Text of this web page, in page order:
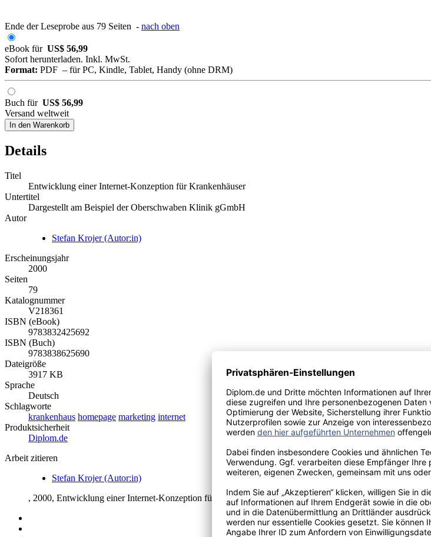
Ende der Leseprobe aus 79 Seiten - nach oben
eBook für US$ 56,99
Sofort herunterladen. Inkl. MwSt.
Format: PDF – für PC, Kindle, Tablet, Handy (ohne DRM)
Buch für US$ 56,99
Versand weltweit
In den Warenkorb
Details
Titel
Entwicklung einer Internet-Konzeption für Krankenhäuser
Untertitel
Dargestellt am Beispiel der Oberschwaben Klinik gGmbH
Autor
Stefan Krojer (Autor:in)
Erscheinungsjahr
2000
Seiten
79
Katalognummer
V218361
ISBN (eBook)
9783832425692
ISBN (Buch)
9783838625690
Dateigröße
3917 KB
Sprache
Deutsch
Schlagworte
krankenhaus homepage marketing internet
Produktsicherheit
Diplom.de
Arbeit zitieren
Stefan Krojer (Autor:in)
, 2000, Entwicklung einer Internet-Konzeption für Krankenhäuser, Hamburg, Bedey Media GmbH, https://